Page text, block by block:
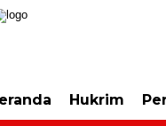
user/activate/id/685224/
Hukrim